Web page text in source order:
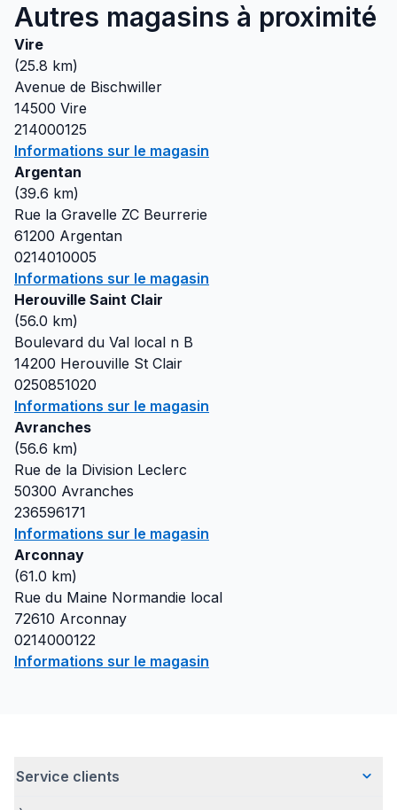
Autres magasins à proximité
Vire
(25.8 km)
Avenue de Bischwiller
14500 Vire
214000125
Informations sur le magasin
Argentan
(39.6 km)
Rue la Gravelle ZC Beurrerie
61200 Argentan
0214010005
Informations sur le magasin
Herouville Saint Clair
(56.0 km)
Boulevard du Val local n B
14200 Herouville St Clair
0250851020
Informations sur le magasin
Avranches
(56.6 km)
Rue de la Division Leclerc
50300 Avranches
236596171
Informations sur le magasin
Arconnay
(61.0 km)
Rue du Maine Normandie local
72610 Arconnay
0214000122
Informations sur le magasin
Service clients